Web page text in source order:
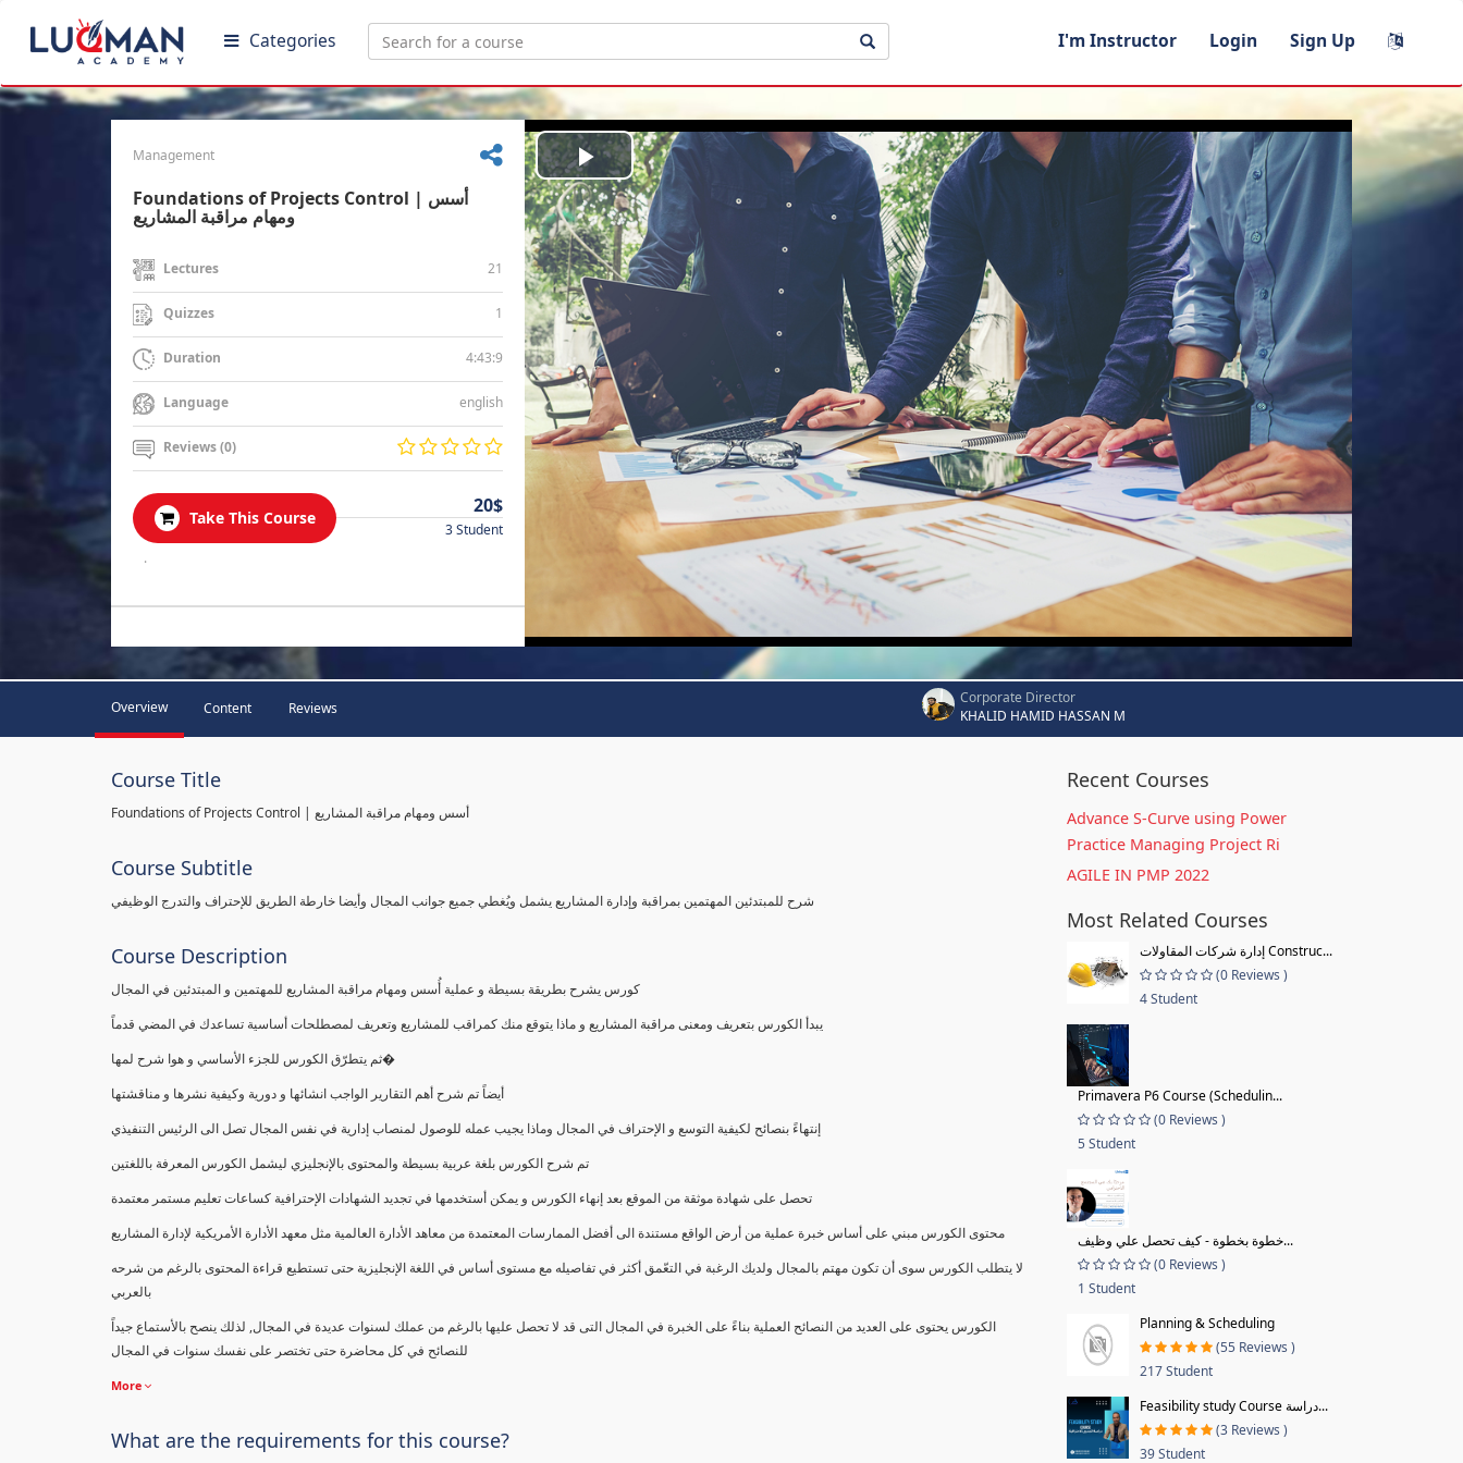
Categories I'm Instructor Login Sign Up
Management
Foundations of Projects Control | أسس
ومهام مراقبة المشاريع
Lectures 21
Quizzes 1
Duration 4:43:9
Language english
Reviews (0)
Take This Course
20$
3 Student
.
Play
Video
Overview Content Reviews
Corporate Director
KHALID HAMID HASSAN M
Course Title
Foundations of Projects Control | أسس ومهام مراقبة المشاريع
Course Subtitle
شرح للمبتدئين المهتمين بمراقبة وإدارة المشاريع يشمل ويُغطي جميع جوانب المجال وأيضا خارطة الطريق للإحتراف والتدرج الوظيفي
Course Description
كورس يشرح بطريقة بسيطة و عملية أُسس ومهام مراقبة المشاريع للمهتمين و المبتدئين في المجال
يبدأ الكورس بتعريف ومعنى مراقبة المشاريع و ماذا يتوقع منك كمراقب للمشاريع وتعريف لمصطلحات أساسية تساعدك في المضي قدماً
ثم يتطرّق الكورس للجزء الأساسي و هوا شرح لمها�
أيضاً تم شرح أهم التقارير الواجب انشائها و دورية وكيفية نشرها و مناقشتها
إنتهاءً بنصائح لكيفية التوسع و الإحتراف في المجال وماذا يجيب عمله للوصول لمنصاب إدارية في نفس المجال تصل الى الرئيس التنفيذي
تم شرح الكورس بلغة عربية بسيطة والمحتوى بالإنجليزي ليشمل الكورس المعرفة باللغتين
تحصل على شهادة موثقة من الموقع بعد إنهاء الكورس و يمكن أستخدمها في تجديد الشهادات الإحترافية كساعات تعليم مستمر معتمدة
محتوى الكورس مبني على أساس خبرة عملية من أرض الواقع مستندة الى أفضل الممارسات المعتمدة من معاهد الأدارة العالمية مثل معهد الأدارة الأمريكية لإدارة المشاريع
لا يتطلب الكورس سوى أن تكون مهتم بالمجال ولديك الرغبة في التعّمق أكثر في تفاصيله مع مستوى أساس في اللغة الإنجليزية حتى تستطيع قراءة المحتوى بالرغم من شرحه
بالعربي
الكورس يحتوى على العديد من النصائح العملية بناءً على الخبرة في المجال التى قد لا تحصل عليها بالرغم من عملك لسنوات عديدة في المجال, لذلك ينصح بالأستماع جيداً
للنصائح في كل محاضرة حتى تختصر على نفسك سنوات في المجال
More
What are the requirements for this course?
Recent Courses
Advance S-Curve using Power
Practice Managing Project Ri
AGILE IN PMP 2022
Most Related Courses
إدارة شركات المقاولات Construc...
(0 Reviews )
4 Student
Primavera P6 Course (Schedulin...
(0 Reviews )
5 Student
خطوة بخطوة - كيف تحصل علي وظيف...
(0 Reviews )
1 Student
Planning & Scheduling
(55 Reviews )
217 Student
Feasibility study Course دراسة...
(3 Reviews )
39 Student